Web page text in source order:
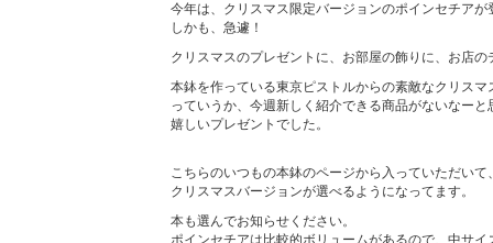
今年は、クリスマス限定バージョンのポインセチアが
しかも、急遽！
クリスマスのプレゼントに、お部屋の飾りに、お店
本鉢を作っている東京ピストルからの素敵なクリスマ
っていうか、今週新しく紹介できる商品がないなー
嬉しいプレゼントでした。
こちらのいつもの本鉢のページから入っていただい
クリスマスバージョンが選べるようになってます。
本も選んでお知らせください。
ポインセチアは比較的ボリュームがあるので、中サ